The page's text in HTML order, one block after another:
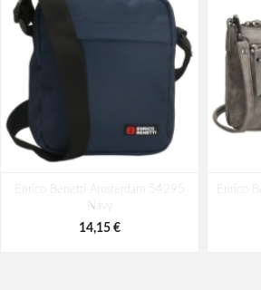
Enrico Benetti Amsterdam 54295
Navy
14,15 €
Enrico